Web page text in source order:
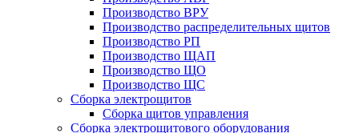
Производство ВРУ
Производство распределительных щитов
Производство РП
Производство ЩАП
Производство ЩО
Производство ЩС
Сборка электрощитов
Сборка щитов управления
Сборка электрощитового оборудования